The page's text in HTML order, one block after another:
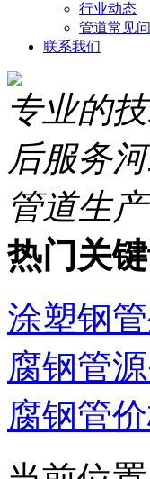
行业动态
管道常见
联系我们
专业的
后服务
管道生
热门关键
涂塑钢
腐钢管
腐钢管